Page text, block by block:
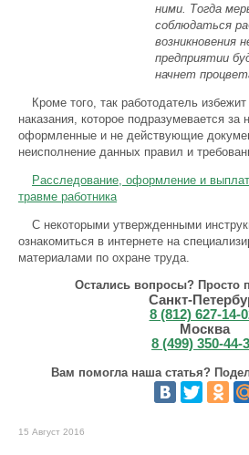
ними. Тогда
соблюдаться
возникновения
предприятии
начнет
Кроме того, так работодатель
наказания, которое подразумевается за
оформленные и не действующие
неисполнение данных правил и
Расследование, оформление и
травме работника
С некоторыми утвержденными
ознакомиться в интернете на
материалами по охране труда.
Остались вопросы? Просто
Санкт-
8 (812) 627-14-
Москва
8 (499) 350-44-
Вам помогла наша статья?
15 Август 2016